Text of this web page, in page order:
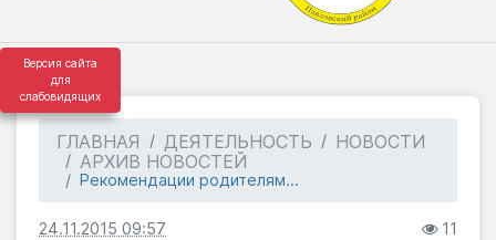
Версия сайта
для
слабовидящих
ГЛАВНАЯ ДЕЯТЕЛЬНОСТЬ
НОВОСТИ
АРХИВ НОВОСТЕЙ
Рекомендации родителям...
24.11.2015 09:57 11